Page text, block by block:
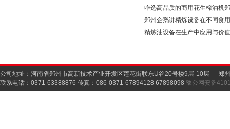
咋选高品质的商用花生榨油机
郑州企鹅讲精炼设备在不同食
精炼油设备在生产中应用与价
公司地址：河南省郑州市高新技术产业开发区莲花街联东U谷20号楼9层-10层 郑
联系电话：0371-63388876 传真：086-0371-67894128 67898098 豫公网安备